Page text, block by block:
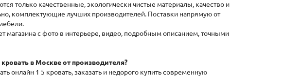
только качественные, экологически чистые материалы, качество и
комплектующие лучших производителей. Поставки напрямую от
магазина с фото в интерьере, видео, подробным описанием, точными
в Москве от производителя?
онлайн 1 5 кровать, заказать и недорого купить современную